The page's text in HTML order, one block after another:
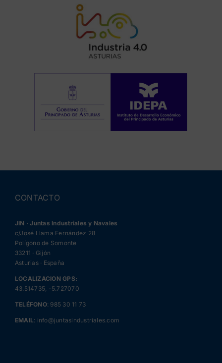
CONTACTO
JIN · Juntas Industriales y Navales
c/José Llama Fernández 28
Polígono de Somonte
33211 · Gijón
Asturias · España
LOCALIZACION GPS:
43.514735, -5.727070
TELÉFONO: 985 30 11 73
EMAIL: info@juntasindustriales.com